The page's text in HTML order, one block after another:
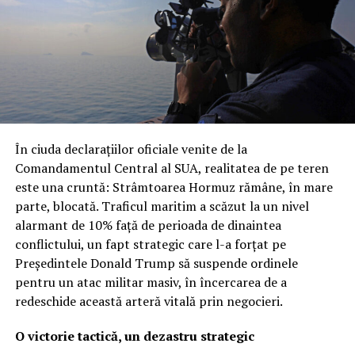
misiunii este subliniată de faptul că Roma a trimis
echipamente de o raritate și complexitate extremă, a
căror eventuală pierdere ar fi o lovitură grea pentru
capacitatea națională de apărare.
Revolta în Parlament: „O răsturnare
inacceptabilă a regulilor
democratice”
Dezvăluirea publică a acestor detalii, apărută inițial pe
site-ul Ministerului Apărării, a provocat o undă de șoc
printre parlamentarii din opoziție. Partidul Democrat a
reacționat dur, acuzând guvernul condus de Giorgia
Meloni că a trimis sute de soldați în zone de criză fără
un mandat clar și fără informarea prealabilă a
legislativului. „Este o dovadă de lipsă de seriozitate
legitimitatea modului în care a fost gestionată
În ciuda declarațiilor oficiale venite de la
Comandamentul Central al SUA, realitatea de pe teren
este una cruntă: Strâmtoarea Hormuz rămâne, în mare
parte, blocată. Traficul maritim a scăzut la un nivel
alarmant de 10% față de perioada de dinaintea
conflictului, un fapt strategic care l-a forțat pe
Președintele Donald Trump să suspende ordinele
pentru un atac militar masiv, în încercarea de a
redeschide această arteră vitală prin negocieri.
O victorie tactică, un dezastru strategic